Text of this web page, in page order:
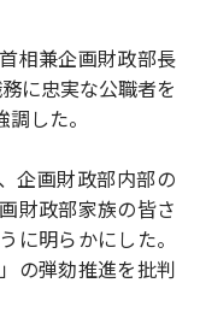
相兼企画財政部長
に忠実な公職者を
した。
企画財政部内部の
財政部家族の皆さ
に明らかにした。
の弾劾推進を批判